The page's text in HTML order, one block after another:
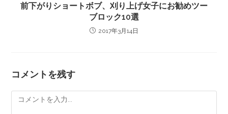
前下がりショートボブ、刈り上げ女子にお勧めツー
ブロック10選
2017年3月14日
コメントを残す